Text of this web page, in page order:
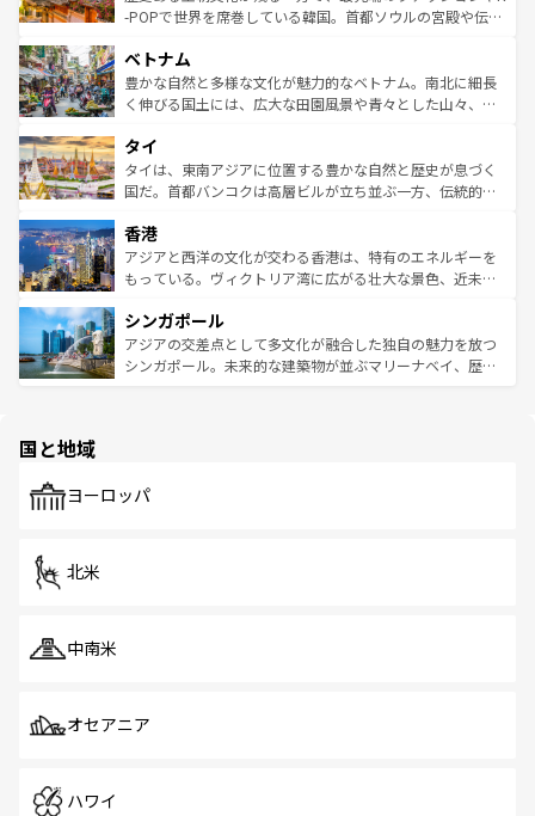
い。オーストラリアの多彩な魅力を存分に味わいつくそ
参照してほしい。
驚きをもたらしてくれる。また、奥深い台湾の食文化も魅
容にもいいと評判のスイーツなど、バラエティ豊かな料理
が味わえる。 なお、新着の台湾情報は コンテンツ一覧を参
照してほしい。
-POPで世界を席巻している韓国。首都ソウルの宮殿や伝統
き、地方に足を延ばせば四季折々の自然美を楽しむことが
できる。そして、キムチや焼肉、絶品のストリートフード
まで、さまざまな韓国料理が待っている。夜には、韓国な
リティに包まれながら、韓国の多彩な魅力を心ゆくまで味
わってみてほしい。 なお、新着の韓国情報はコンテンツ一
覧を参照してほしい。
ベトナム
豊かな自然と多様な文化が魅力的なベトナム。南北に細長
く伸びる国土には、広大な田園風景や青々とした山々、世
急速な発展と共に伝統が息づく。ハノイの古い町並みやホ
ーチミン市のフランス統治時代の建物も、独特の雰囲気を
醸し出している。また、バラエティの豊かさとおいしさで
とつ。フォーやバインミー、ベトナムコーヒーなどは、ぜ
ひ現地で味わいたい。どの地域を訪れてもあたたかい人々
が旅行者を迎えてくれるので、きっと忘れられない旅にな
参照してほしい。
タイ
タイは、東南アジアに位置する豊かな自然と歴史が息づく
国だ。首都バンコクは高層ビルが立ち並ぶ一方、伝統的な
の活気が交差している。北部ではチェンマイなどの山岳地
帯で自然と触れ合い、南部ではプーケットやクラビの美し
いビーチでリゾート気分を楽しむことができる。タイ料理
激する。気候は一年中温暖で、どの季節にも異なる楽しみ
が待っている。親しみやすいタイの人々、仏教を中心とし
た文化、そして多様な観光資源が、訪れる旅人を魅了し続
香港
アジアと西洋の文化が交わる香港は、特有のエネルギーを
もっている。ヴィクトリア湾に広がる壮大な景色、近未来
み、どこを訪れても感動するはず。観光スポットが密集し
ており、効率よく見どころを回れるのも魅力。息をのむよ
うな絶景から文化的な体験まで、香港を存分に楽しみ尽く
シンガポール
アジアの交差点として多文化が融合した独自の魅力を放つ
シンガポール。未来的な建築物が並ぶマリーナベイ、歴史
で、ホーカーズは地元の風情を楽しめる外せないスポット
国と地域
ヨーロッパ
北米
中南米
オセアニア
ハワイ